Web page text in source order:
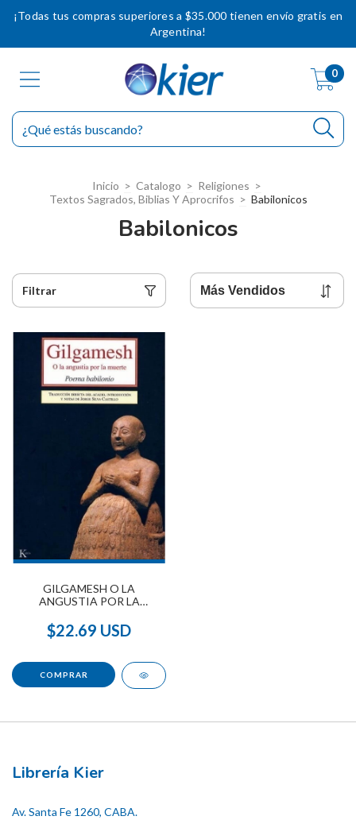
¡Todas tus compras superiores a $35.000 tienen envío gratis en
Argentina!
0
Inicio > Catalogo > Religiones >
Textos Sagrados, Biblias Y Aprocrifos > Babilonicos
Babilonicos
Filtrar
GILGAMESH O LA
ANGUSTIA POR LA
$22.69 USD
Librería Kier
Av. Santa Fe 1260, CABA.